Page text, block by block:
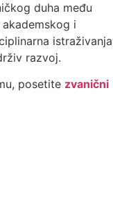
duha među
i
istraživanja
razvoj.
posetite zvanični